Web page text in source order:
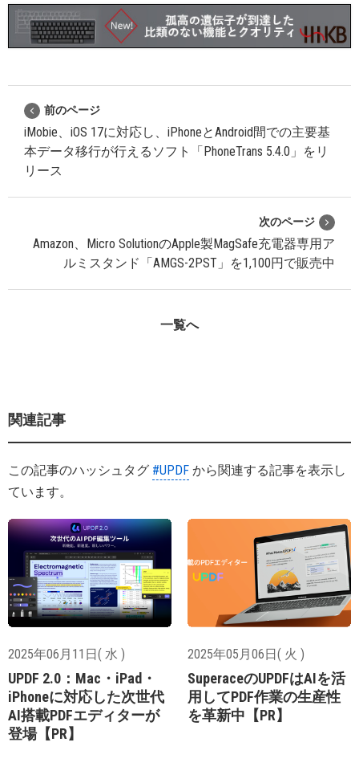
前のページ
iMobie、iOS 17に対応し、iPhoneとAndroid間での主要基
本データ移行が行えるソフト「PhoneTrans 5.4.0」をリ
リース
次のページ
Amazon、Micro SolutionのApple製MagSafe充電器専用ア
ルミスタンド「AMGS-2PST」を1,100円で販売中
一覧へ
関連記事
この記事のハッシュタグ #UPDF から関連する記事を表示し
ています。
2025年06月11日( 水 )
UPDF 2.0：Mac・iPad・
iPhoneに対応した次世代
AI搭載PDFエディターが
登場【PR】
2025年05月06日( 火 )
SuperaceのUPDFはAIを活
用してPDF作業の生産性
を革新中【PR】